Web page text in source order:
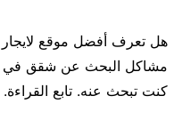
هل تعرف أفضل موقع لايجار
مشاكل البحث عن شقق في
كنت تبحث عنه. تابع القراءة.